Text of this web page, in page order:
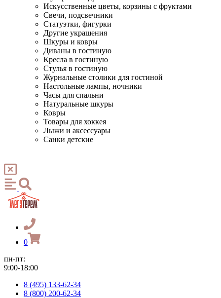
Искусственные цветы, корзины с фруктами
Свечи, подсвечники
Статуэтки, фигурки
Другие украшения
Шкуры и ковры
Диваны в гостиную
Кресла в гостиную
Стулья в гостиную
Журнальные столики для гостиной
Настольные лампы, ночники
Часы для спальни
Натуральные шкуры
Ковры
Товары для хоккея
Лыжи и аксессуары
Санки детские
0
пн-пт:
9:00-18:00
8 (495) 133-62-34
8 (800) 200-62-34